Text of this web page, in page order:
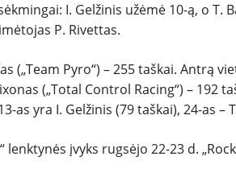
I. Gelžinis užėmė 10-ą, o T.
P. Rivettas.
(„Team Pyro“) – 255 taškai. Antrą
(„Total Control Racing“) – 192
yra I. Gelžinis (79 taškai), 24-as –
lenktynės įvyks rugsėjo 22-23 d.